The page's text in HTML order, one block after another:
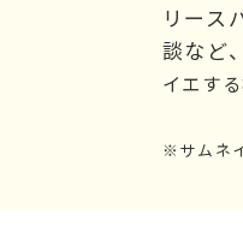
リース
談など
イエす
※サムネ